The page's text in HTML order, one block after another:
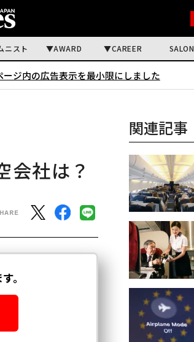
ニスト AWARD CAREER SALON
ージ内の広告表示を最小限にしました
会社は？
関連記事